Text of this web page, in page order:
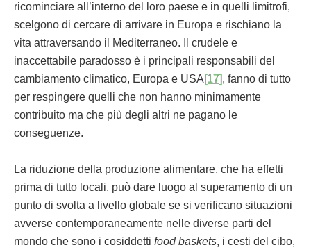
ricominciare all’interno del loro paese e in quelli limitrofi,
scelgono di cercare di arrivare in Europa e rischiano la
vita attraversando il Mediterraneo. Il crudele e
inaccettabile paradosso è i principali responsabili del
cambiamento climatico, Europa e USA [17], fanno di tutto
per respingere quelli che non hanno minimamente
contribuito ma che più degli altri ne pagano le
conseguenze.
La riduzione della produzione alimentare, che ha effetti
prima di tutto locali, può dare luogo al superamento di un
punto di svolta a livello globale se si verificano situazioni
avverse contemporaneamente nelle diverse parti del
mondo che sono i cosiddetti food baskets, i cesti del cibo,